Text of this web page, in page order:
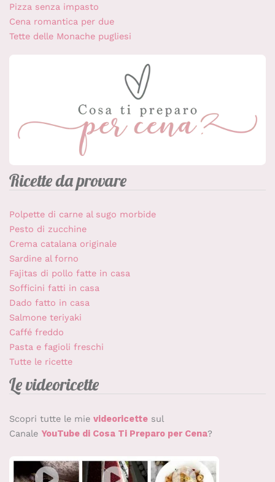
Pizza senza impasto
Cena romantica per due
Tette delle Monache pugliesi
Ricette da provare
Polpette di carne al sugo morbide
Pesto di zucchine
Crema catalana originale
Sardine al forno
Fajitas di pollo fatte in casa
Sofficini fatti in casa
Dado fatto in casa
Salmone teriyaki
Caffé freddo
Pasta e fagioli freschi
Tutte le ricette
Le videoricette
Scopri tutte le mie videoricettesul
Canale YouTube di Cosa Ti Preparo per Cena?